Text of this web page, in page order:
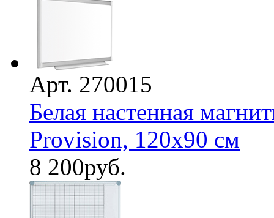
Арт. 270015
Белая настенная
Provision, 120х90 см
8 200руб.